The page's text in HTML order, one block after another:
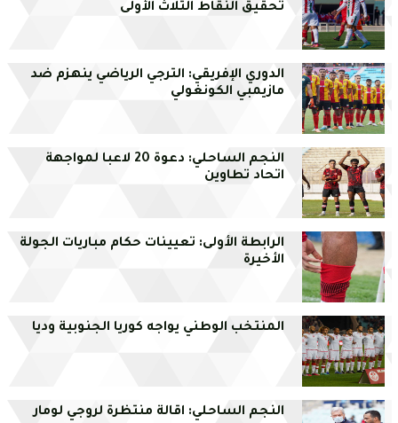
تحقيق النقاط الثلاث الأولى
الدوري الإفريقي: الترجي الرياضي ينهزم ضد
مازيمبي الكونغولي
النجم الساحلي: دعوة 20 لاعبا لمواجهة
اتحاد تطاوين
الرابطة الأولى: تعيينات حكام مباريات الجولة
الأخيرة
المنتخب الوطني يواجه كوريا الجنوبية وديا
النجم الساحلي: اقالة منتظرة لروجي لومار